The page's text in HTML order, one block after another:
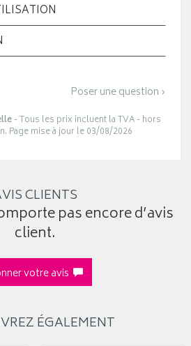
Poser une question ›
- Tous les prix incluent la TVA - hors
Page mise à jour le 03/08/2026
CLIENTS
pas encore d’avis
client.
votre avis
ÉGALEMENT